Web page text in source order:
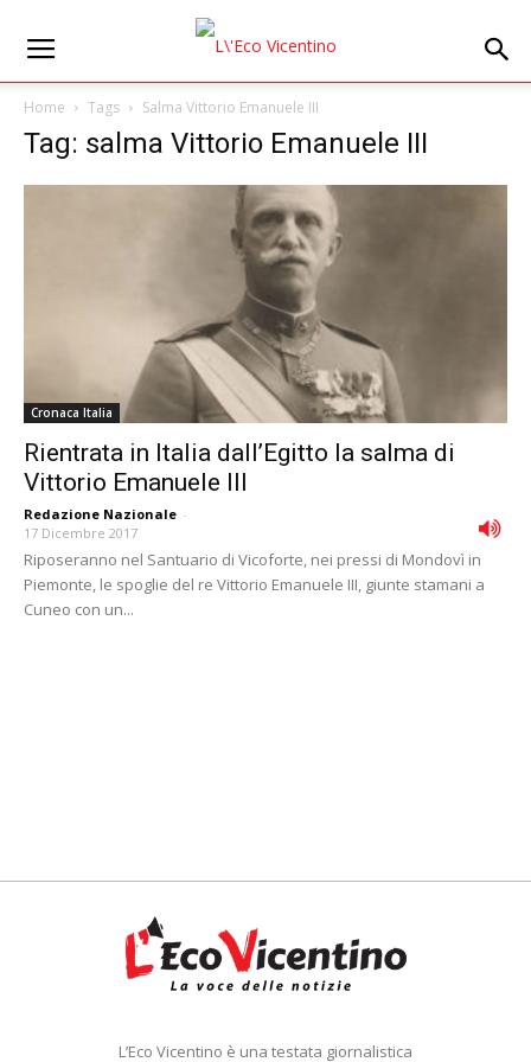
Home Tags Salma Vittorio Emanuele III
Tag: salma Vittorio Emanuele III
Cronaca Italia
Rientrata in Italia dall’Egitto la salma di
Vittorio Emanuele III
Redazione Nazionale -
17 Dicembre 2017
Riposeranno nel Santuario di Vicoforte, nei pressi di Mondovì in
Piemonte, le spoglie del re Vittorio Emanuele III, giunte stamani a
Cuneo con un...
L’Eco Vicentino è una testata giornalistica